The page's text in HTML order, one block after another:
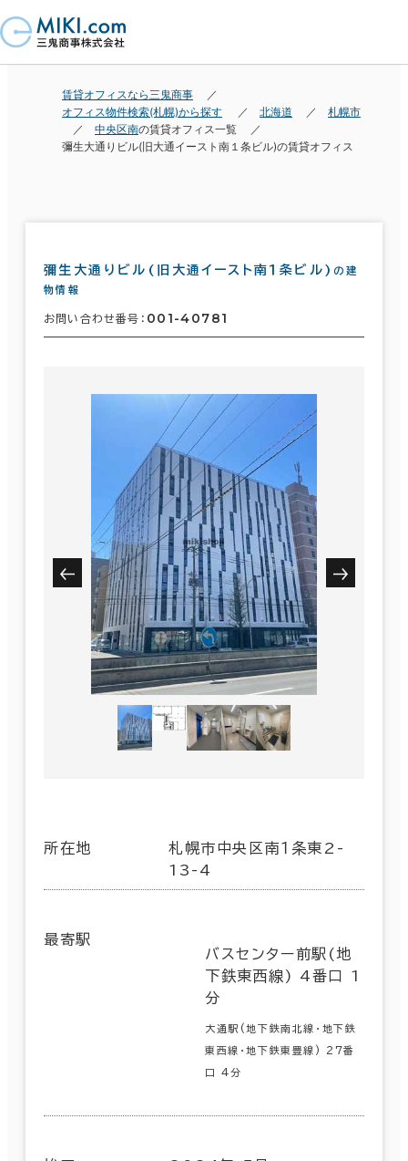
賃貸オフィスなら三鬼商事
オフィス物件検索(札幌)から探す
北海道
札幌市
中央区南の賃貸オフィス一覧
彌生大通りビル(旧大通イースト南１条ビル)の賃貸オフィス
彌生大通りビル(旧大通イースト南１条ビル)の建
物情報
お問い合わせ番号： 001-40781
所在地
札幌市中央区南１条東2-
13-4
最寄駅
バスセンター前駅(地
下鉄東西線) 4番口 1
分
大通駅(地下鉄南北線･地下鉄
東西線･地下鉄東豊線) 27番
口 4分